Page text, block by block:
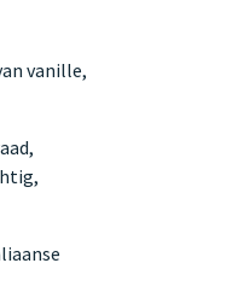
vanille,